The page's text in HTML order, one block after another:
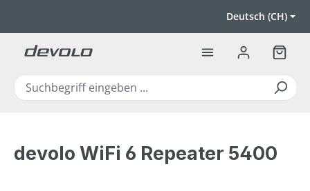
Deutsch (CH)
devolo WiFi 6 Repeater 5400